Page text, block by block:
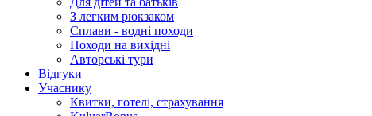
З легким рюкзаком
Сплави - водні походи
Походи на вихідні
Авторські тури
Відгуки
Учаснику
Квитки, готелі, страхування